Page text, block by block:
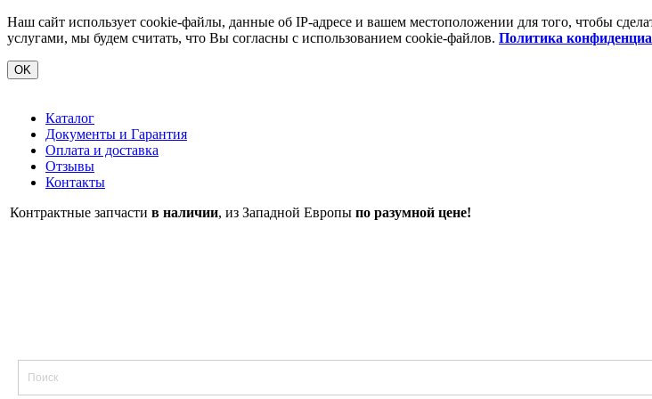
Наш сайт использует cookie-файлы, данные об IP-адресе и вашем местоположении для того, чтобы
услугами, мы будем считать, что Вы согласны с использованием cookie-файлов. Политика
OK
Каталог
Документы и Гарантия
Оплата и доставка
Отзывы
Контакты
Контрактные запчасти в наличии, из Западной Европы по разумной цене!